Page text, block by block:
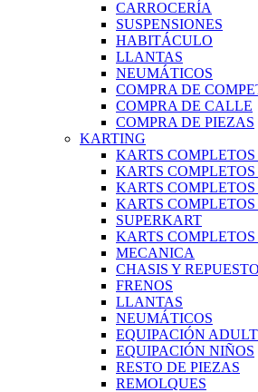
CARROCERÍA
SUSPENSIONES
HABITÁCULO
LLANTAS
NEUMÁTICOS
COMPRA DE
COMPRA DE CALLE
COMPRA DE PIEZAS
KARTING
KARTS
KARTS
KARTS COMPLETOS
KARTS COMPLETOS
SUPERKART
KARTS
MECANICA
CHASIS Y
FRENOS
LLANTAS
NEUMÁTICOS
EQUIPACIÓN
EQUIPACIÓN NIÑOS
RESTO DE PIEZAS
REMOLQUES